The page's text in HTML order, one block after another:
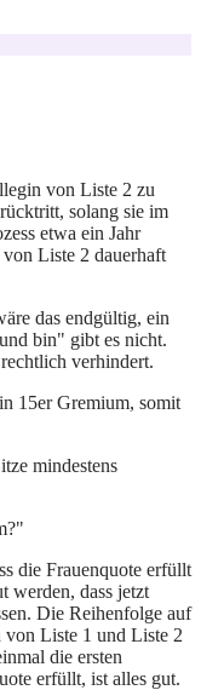
von Liste 2 zu
solang sie im
etwa ein Jahr
Liste 2 dauerhaft
das endgültig, ein
bin" gibt es nicht.
verhindert.
15er Gremium, somit
mindestens
die Frauenquote erfüllt
werden, dass jetzt
Die Reihenfolge auf
Liste 1 und Liste 2
die ersten
erfüllt, ist alles gut.